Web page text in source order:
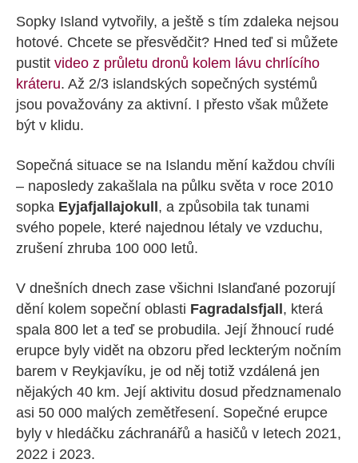
Sopky Island vytvořily, a ještě s tím zdaleka nejsou
hotové. Chcete se přesvědčit? Hned teď si můžete
pustit video z průletu dronů kolem lávu chrlícího
kráteru. Až 2/3 islandských sopečných systémů
jsou považovány za aktivní. I přesto však můžete
být v klidu.
Sopečná situace se na Islandu mění každou chvíli
– naposledy zakašlala na půlku světa v roce 2010
sopka Eyjafjallajokull, a způsobila tak tunami
svého popele, které najednou létaly ve vzduchu,
zrušení zhruba 100 000 letů.
V dnešních dnech zase všichni Islanďané pozorují
dění kolem sopeční oblasti Fagradalsfjall, která
spala 800 let a teď se probudila. Její žhnoucí rudé
erupce byly vidět na obzoru před leckterým nočním
barem v Reykjavíku, je od něj totiž vzdálená jen
nějakých 40 km. Její aktivitu dosud předznamenalo
asi 50 000 malých zemětřesení. Sopečné erupce
byly v hledáčku záchranářů a hasičů v letech 2021,
2022 i 2023.